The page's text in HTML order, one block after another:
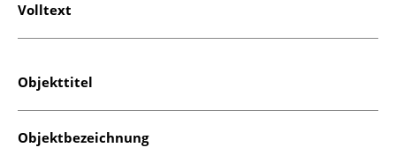
Volltext
Objekttitel
Objektbezeichnung